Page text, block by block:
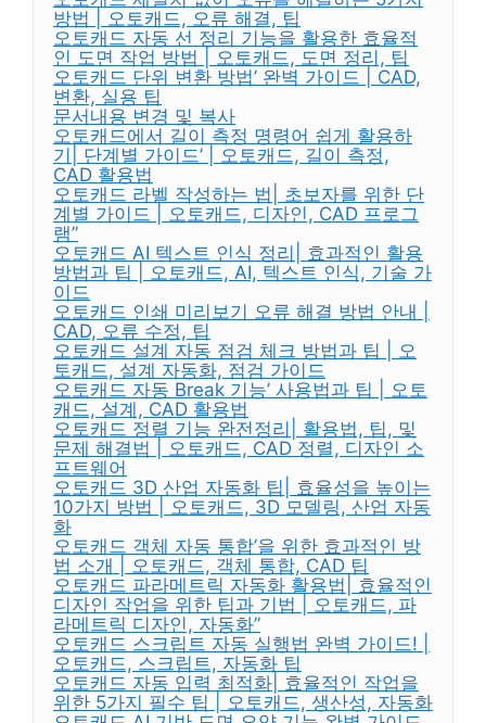
방법 | 오토캐드, 오류 해결, 팁
오토캐드 자동 선 정리 기능을 활용한 효율적
인 도면 작업 방법 | 오토캐드, 도면 정리, 팁
오토캐드 단위 변환 방법’ 완벽 가이드 | CAD,
변환, 실용 팁
문서내용 변경 및 복사
오토캐드에서 길이 측정 명령어 쉽게 활용하
기| 단계별 가이드’ | 오토캐드, 길이 측정,
CAD 활용법
오토캐드 라벨 작성하는 법| 초보자를 위한 단
계별 가이드 | 오토캐드, 디자인, CAD 프로그
램”
오토캐드 AI 텍스트 인식 정리| 효과적인 활용
방법과 팁 | 오토캐드, AI, 텍스트 인식, 기술 가
이드
오토캐드 인쇄 미리보기 오류 해결 방법 안내 |
CAD, 오류 수정, 팁
오토캐드 설계 자동 점검 체크 방법과 팁 | 오
토캐드, 설계 자동화, 점검 가이드
오토캐드 자동 Break 기능’ 사용법과 팁 | 오토
캐드, 설계, CAD 활용법
오토캐드 정렬 기능 완전정리| 활용법, 팁, 및
문제 해결법 | 오토캐드, CAD 정렬, 디자인 소
프트웨어
오토캐드 3D 산업 자동화 팁| 효율성을 높이는
10가지 방법 | 오토캐드, 3D 모델링, 산업 자동
화
오토캐드 객체 자동 통합’을 위한 효과적인 방
법 소개 | 오토캐드, 객체 통합, CAD 팁
오토캐드 파라메트릭 자동화 활용법| 효율적인
디자인 작업을 위한 팁과 기법 | 오토캐드, 파
라메트릭 디자인, 자동화”
오토캐드 스크립트 자동 실행법 완벽 가이드! |
오토캐드, 스크립트, 자동화 팁
오토캐드 자동 입력 최적화| 효율적인 작업을
위한 5가지 필수 팁 | 오토캐드, 생산성, 자동화